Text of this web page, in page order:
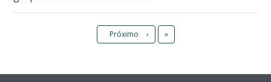
Próximo › Último
»